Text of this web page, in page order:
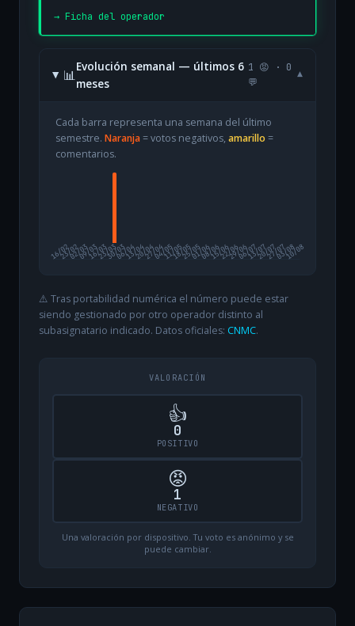
→ Ficha del operador
📊
Evolución semanal — últimos 6
meses
1 😡 · 0
💬
▾
Cada barra representa una semana del último
semestre. Naranja= votos negativos, amarillo =
comentarios.
16/02
23/0202/0309/0316/0323/0330/0306/0413/0420/0427/0404/0511/0518/0525/0501/0608/0615/0622/0629/0606/0713/0720/0727/0703/08
10/08
⚠️ Tras portabilidad numérica el número puede estar
siendo gestionado por otro operador distinto al
subasignatario indicado. Datos oficiales: CNMC.
VALORACIÓN
👍
0
POSITIVO
😡
1
NEGATIVO
Una valoración por dispositivo. Tu voto es anónimo y se
puede cambiar.